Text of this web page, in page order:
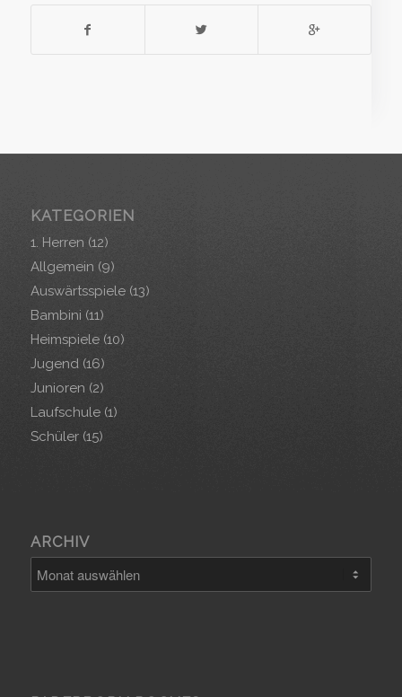
KATEGORIEN
1. Herren (12)
Allgemein (9)
Auswärtsspiele(13)
Bambini (11)
Heimspiele(10)
Jugend(16)
Junioren (2)
Laufschule(1)
Schüler(15)
ARCHIV